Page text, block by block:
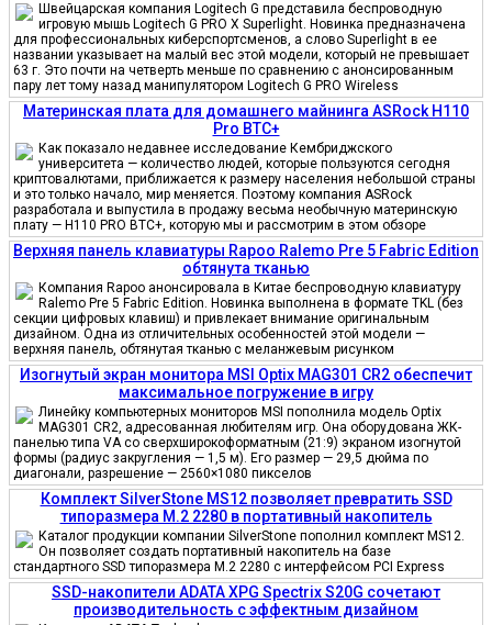
Швейцарская компания Logitech G представила беспроводную
игровую мышь Logitech G PRO X Superlight. Новинка предназначена
для профессиональных киберспортсменов, а слово Superlight в ее
названии указывает на малый вес этой модели, который не превышает
63 г. Это почти на четверть меньше по сравнению с анонсированным
пару лет тому назад манипулятором Logitech G PRO Wireless
Материнская плата для домашнего майнинга ASRock H110
Pro BTC+
Как показало недавнее исследование Кембриджского
университета — количество людей, которые пользуются сегодня
криптовалютами, приближается к размеру населения небольшой страны
и это только начало, мир меняется. Поэтому компания ASRock
разработала и выпустила в продажу весьма необычную материнскую
плату — H110 PRO BTC+, которую мы и рассмотрим в этом обзоре
Верхняя панель клавиатуры Rapoo Ralemo Pre 5 Fabric Edition
обтянута тканью
Компания Rapoo анонсировала в Китае беспроводную клавиатуру
Ralemo Pre 5 Fabric Edition. Новинка выполнена в формате TKL (без
секции цифровых клавиш) и привлекает внимание оригинальным
дизайном. Одна из отличительных особенностей этой модели —
верхняя панель, обтянутая тканью с меланжевым рисунком
Изогнутый экран монитора MSI Optix MAG301 CR2 обеспечит
максимальное погружение в игру
Линейку компьютерных мониторов MSI пополнила модель Optix
MAG301 CR2, адресованная любителям игр. Она оборудована ЖК-
панелью типа VA со сверхширокоформатным (21:9) экраном изогнутой
формы (радиус закругления — 1,5 м). Его размер — 29,5 дюйма по
диагонали, разрешение — 2560×1080 пикселов
Комплект SilverStone MS12 позволяет превратить SSD
типоразмера M.2 2280 в портативный накопитель
Каталог продукции компании SilverStone пополнил комплект MS12.
Он позволяет создать портативный накопитель на базе
стандартного SSD типоразмера M.2 2280 с интерфейсом PCI Express
SSD-накопители ADATA XPG Spectrix S20G сочетают
производительность с эффектным дизайном